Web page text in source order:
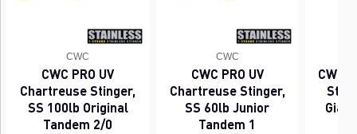
CWC
CWC PRO UV
Chartreuse Stinger,
SS 100lb Original
Tandem 2/0
CWC
CWC PRO UV
Chartreuse Stinger,
SS 60lb Junior
Tandem 1
CWC